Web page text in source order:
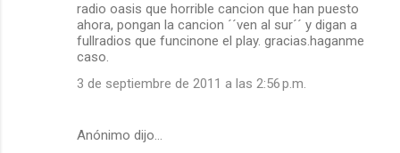
radio oasis que horrible cancion que han puesto
ahora, pongan la cancion ´´ven al sur´´ y digan a
fullradios que funcinone el play. gracias.haganme
caso.
3 de septiembre de 2011 a las 2:56 p.m.
Anónimo dijo…